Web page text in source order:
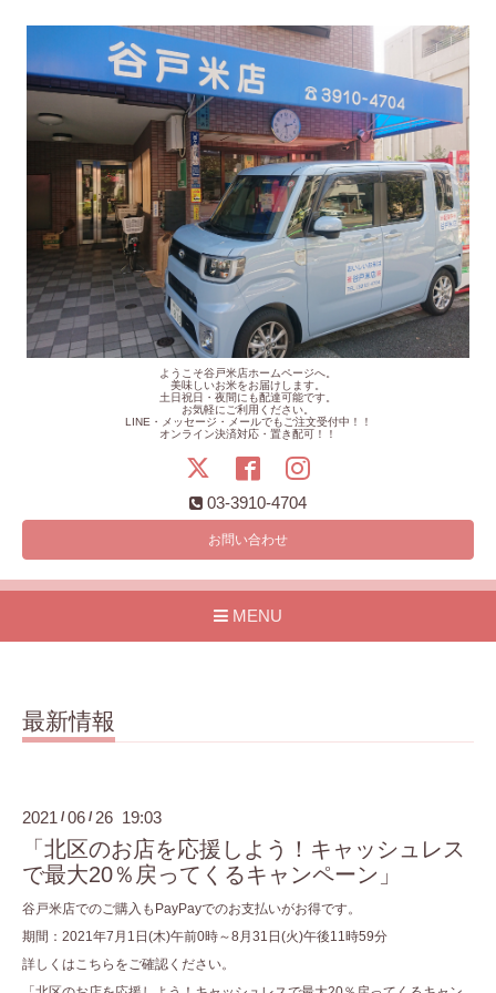
ようこそ谷戸米店ホームページへ。
美味しいお米をお届けします。
土日祝日・夜間にも配達可能です。
お気軽にご利用ください。
LINE・メッセージ・メールでもご注文受付中！！
オンライン決済対応・置き配可！！
03-3910-4704
お問い合わせ
MENU
最新情報
2021 /06 / 26 19:03
「北区のお店を応援しよう！キャッシュレス
で最大20％戻ってくるキャンペーン」
谷戸米店でのご購入もPayPayでのお支払いがお得です。
期間：2021年7月1日(木)午前0時～8月31日(火)午後11時59分
詳しくはこちらをご確認ください。